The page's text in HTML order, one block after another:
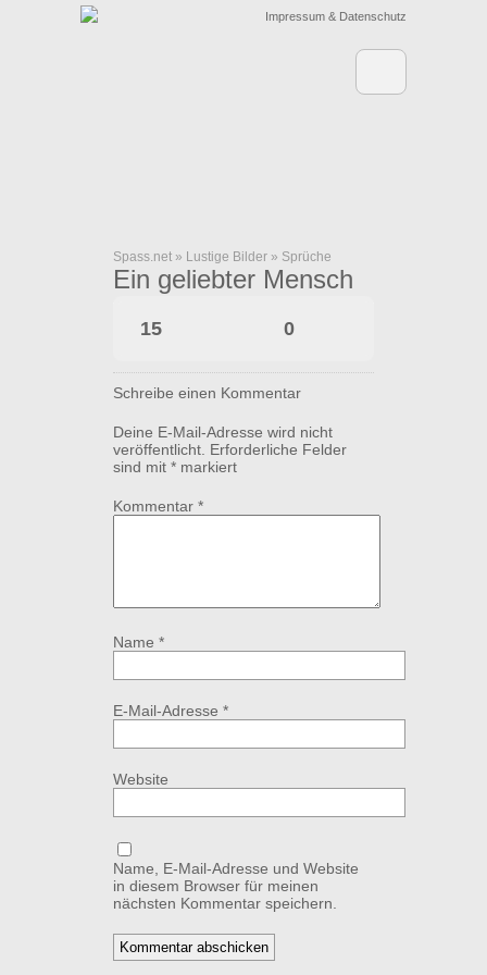
Impressum & Datenschutz
Spass.net » Lustige Bilder » Sprüche
Ein geliebter Mensch
15 0
Schreibe einen Kommentar
Deine E-Mail-Adresse wird nicht
veröffentlicht. Erforderliche Felder
sind mit * markiert
Kommentar *
Name *
E-Mail-Adresse *
Website
Name, E-Mail-Adresse und Website
in diesem Browser für meinen
nächsten Kommentar speichern.